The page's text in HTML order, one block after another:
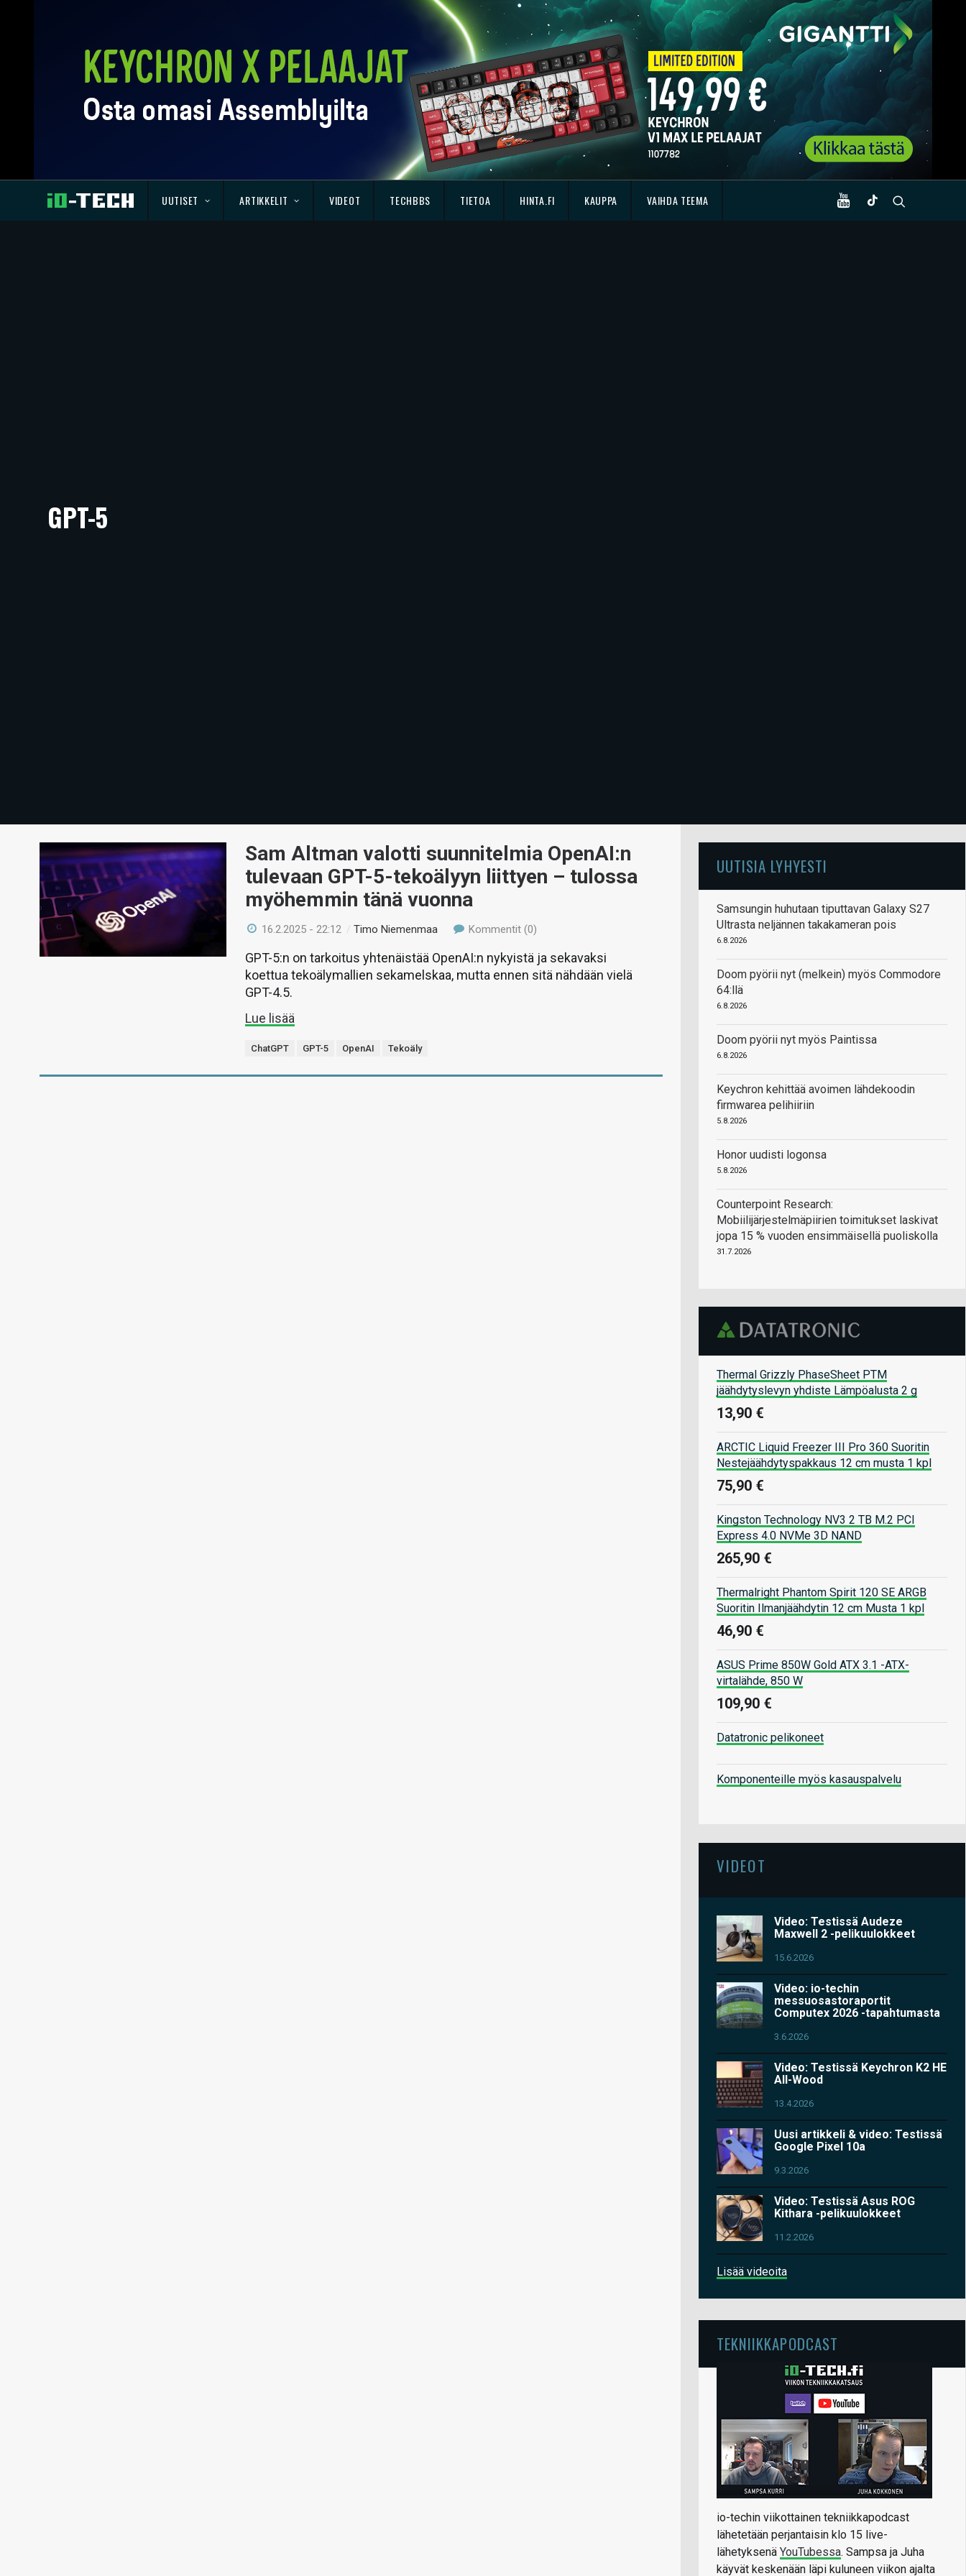
UUTISET ARTIKKELIT VIDEOT TECHBBS TIETOA HINTA.FI KAUPPA VAIHDA TEEMA
GPT-5
Sam Altman valotti suunnitelmia OpenAI:n
tulevaan GPT-5-tekoälyyn liittyen – tulossa
myöhemmin tänä vuonna
16.2.2025 - 22:12 /Timo Niemenmaa Kommentit (0)
GPT-5:n on tarkoitus yhtenäistää OpenAI:n nykyistä ja sekavaksi
koettua tekoälymallien sekamelskaa, mutta ennen sitä nähdään vielä
GPT-4.5.
Lue lisää
ChatGPT GPT-5 OpenAI Tekoäly
UUTISIA LYHYESTI
Samsungin huhutaan tiputtavan Galaxy S27
Ultrasta neljännen takakameran pois
6.8.2026
Doom pyörii nyt (melkein) myös Commodore
64:llä
6.8.2026
Doom pyörii nyt myös Paintissa
6.8.2026
Keychron kehittää avoimen lähdekoodin
firmwarea pelihiiriin
5.8.2026
Honor uudisti logonsa
5.8.2026
Counterpoint Research:
Mobiilijärjestelmäpiirien toimitukset laskivat
jopa 15 % vuoden ensimmäisellä puoliskolla
31.7.2026
Thermal Grizzly PhaseSheet PTM
jäähdytyslevyn yhdiste Lämpöalusta 2 g
13,90 €
ARCTIC Liquid Freezer III Pro 360 Suoritin
Nestejäähdytyspakkaus 12 cm musta 1 kpl
75,90 €
Kingston Technology NV3 2 TB M.2 PCI
Express 4.0 NVMe 3D NAND
265,90 €
Thermalright Phantom Spirit 120 SE ARGB
Suoritin Ilmanjäähdytin 12 cm Musta 1 kpl
46,90 €
ASUS Prime 850W Gold ATX 3.1 -ATX-
virtalähde, 850 W
109,90 €
Datatronic pelikoneet
Komponenteille myös kasauspalvelu
VIDEOT
Video: Testissä Audeze
Maxwell 2 -pelikuulokkeet
15.6.2026
Video: io-techin
messuosastoraportit
Computex 2026 -tapahtumasta
3.6.2026
Video: Testissä Keychron K2 HE
All-Wood
13.4.2026
Uusi artikkeli & video: Testissä
Google Pixel 10a
9.3.2026
Video: Testissä Asus ROG
Kithara -pelikuulokkeet
11.2.2026
Lisää videoita
TEKNIIKKAPODCAST
io-techin viikottainen tekniikkapodcast
lähetetään perjantaisin klo 15 live-
lähetyksenä YouTubessa. Sampsa ja Juha
käyvät keskenään läpi kuluneen viikon ajalta